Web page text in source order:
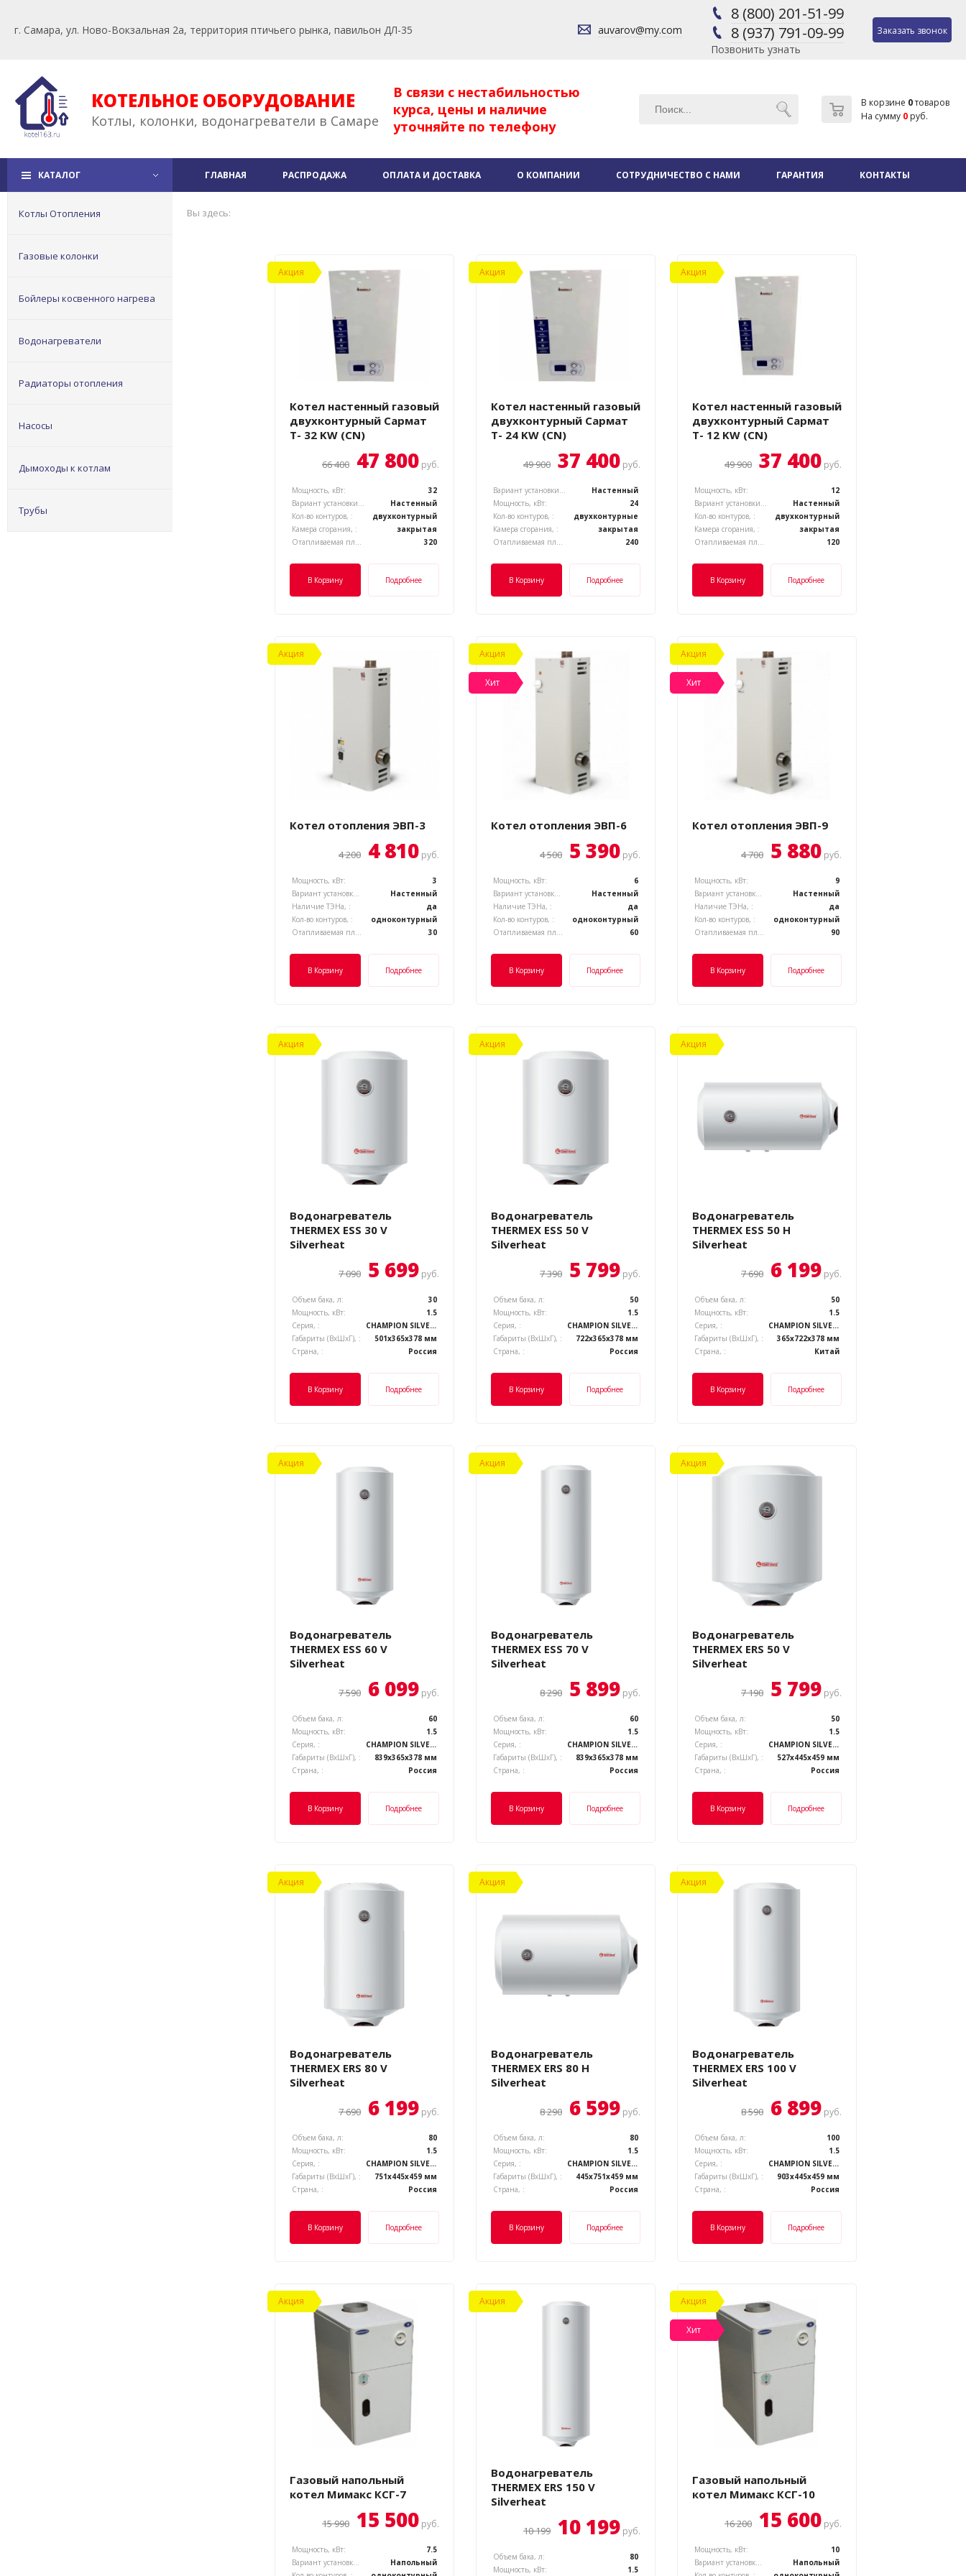
г. Самара, ул. Ново-Вокзальная 2а, территория птичьего рынка, павильон ДЛ-35 auvarov@my.com
8 (800) 201-51-99
8 (937) 791-09-99
Позвонить узнать
Заказать звонок
КОТЕЛЬНОЕ ОБОРУДОВАНИЕ
Котлы, колонки, водонагреватели в Самаре
В связи с нестабильностью
курса, цены и наличие
уточняйте по телефону
В корзине 0товаров
На сумму 0 руб.
КАТАЛОГ ГЛАВНАЯ РАСПРОДАЖА ОПЛАТА И ДОСТАВКА О КОМПАНИИ СОТРУДНИЧЕСТВО С НАМИ ГАРАНТИЯ КОНТАКТЫ
Котлы Отопления
Газовые колонки
Бойлеры косвенного нагрева
Водонагреватели
Радиаторы отопления
Насосы
Дымоходы к котлам
Трубы
Вы здесь:
Акция
Котел настенный газовый
двухконтурный Сармат
T- 32 KW (CN)
66 400 47 800 руб.
Мощность, кВт:
32
Вариант установки котла, :
Настенный
Кол-во контуров, :
двухконтурный
Камера сгорания, :
закрытая
Отапливаемая площадь, м.кв.:
320
В Корзину Подробнее
Акция
Котел настенный газовый
двухконтурный Сармат
T- 24 KW (CN)
49 900 37 400 руб.
Вариант установки котла, :
Настенный
Мощность, кВт:
24
Кол-во контуров, :
двухконтурные
Камера сгорания, :
закрытая
Отапливаемая площадь, м.кв.:
240
В Корзину Подробнее
Акция
Котел настенный газовый
двухконтурный Сармат
T- 12 KW (CN)
49 900 37 400 руб.
Мощность, кВт:
12
Вариант установки котла, :
Настенный
Кол-во контуров, :
двухконтурный
Камера сгорания, :
закрытая
Отапливаемая площадь, м.кв.:
120
В Корзину Подробнее
Акция
Котел отопления ЭВП-3
4 200 4 810 руб.
Мощность, кВт:
3
Вариант установки котла, :
Настенный
Наличие ТЭНа, :
да
Кол-во контуров, :
одноконтурный
Отапливаемая площадь, м.кв.:
30
В Корзину Подробнее
Акция
Хит
Котел отопления ЭВП-6
4 500 5 390 руб.
Мощность, кВт:
6
Вариант установки котла, :
Настенный
Наличие ТЭНа, :
да
Кол-во контуров, :
одноконтурный
Отапливаемая площадь, м.кв.:
60
В Корзину Подробнее
Акция
Хит
Котел отопления ЭВП-9
4 700 5 880 руб.
Мощность, кВт:
9
Вариант установки котла, :
Настенный
Наличие ТЭНа, :
да
Кол-во контуров, :
одноконтурный
Отапливаемая площадь, м.кв.:
90
В Корзину Подробнее
Акция
Водонагреватель
THERMEX ESS 30 V
Silverheat
7 090 5 699 руб.
Объем бака, л:
30
Мощность, кВт:
1.5
Серия, :
CHAMPION SILVERHEAT
Габариты (ВхШхГ), :
501x365x378 мм
Страна, :
Россия
В Корзину Подробнее
Акция
Водонагреватель
THERMEX ESS 50 V
Silverheat
7 390 5 799 руб.
Объем бака, л:
50
Мощность, кВт:
1.5
Серия, :
CHAMPION SILVERHEAT
Габариты (ВхШхГ), :
722x365x378 мм
Страна, :
Россия
В Корзину Подробнее
Акция
Водонагреватель
THERMEX ESS 50 H
Silverheat
7 690 6 199 руб.
Объем бака, л:
50
Мощность, кВт:
1.5
Серия, :
CHAMPION SILVERHEAT
Габариты (ВхШхГ), :
365x722x378 мм
Страна, :
Китай
В Корзину Подробнее
Акция
Водонагреватель
THERMEX ESS 60 V
Silverheat
7 590 6 099 руб.
Объем бака, л:
60
Мощность, кВт:
1.5
Серия, :
CHAMPION SILVERHEAT
Габариты (ВхШхГ), :
839x365x378 мм
Страна, :
Россия
В Корзину Подробнее
Акция
Водонагреватель
THERMEX ESS 70 V
Silverheat
8 290 5 899 руб.
Объем бака, л:
60
Мощность, кВт:
1.5
Серия, :
CHAMPION SILVERHEAT
Габариты (ВхШхГ), :
839x365x378 мм
Страна, :
Россия
В Корзину Подробнее
Акция
Водонагреватель
THERMEX ERS 50 V
Silverheat
7 190 5 799 руб.
Объем бака, л:
50
Мощность, кВт:
1.5
Серия, :
CHAMPION SILVERHEAT
Габариты (ВхШхГ), :
527x445x459 мм
Страна, :
Россия
В Корзину Подробнее
Акция
Водонагреватель
THERMEX ERS 80 V
Silverheat
7 690 6 199 руб.
Объем бака, л:
80
Мощность, кВт:
1.5
Серия, :
CHAMPION SILVERHEAT
Габариты (ВхШхГ), :
751x445x459 мм
Страна, :
Россия
В Корзину Подробнее
Акция
Водонагреватель
THERMEX ERS 80 H
Silverheat
8 290 6 599 руб.
Объем бака, л:
80
Мощность, кВт:
1.5
Серия, :
CHAMPION SILVERHEAT
Габариты (ВхШхГ), :
445x751x459 мм
Страна, :
Россия
В Корзину Подробнее
Акция
Водонагреватель
THERMEX ERS 100 V
Silverheat
8 590 6 899 руб.
Объем бака, л:
100
Мощность, кВт:
1.5
Серия, :
CHAMPION SILVERHEAT
Габариты (ВхШхГ), :
903x445x459 мм
Страна, :
Россия
В Корзину Подробнее
Акция
Газовый напольный
котел Мимакс КСГ-7
15 990 15 500 руб.
Мощность, кВт:
7.5
Вариант установки котла, :
Напольный
Акция
Водонагреватель
THERMEX ERS 150 V
Silverheat
10 199 10 199 руб.
Объем бака, л:
80
Мощность, кВт:
1.5
Акция
Хит
Газовый напольный
котел Мимакс КСГ-10
16 200 15 600 руб.
Мощность, кВт:
10
Вариант установки котла, :
Напольный